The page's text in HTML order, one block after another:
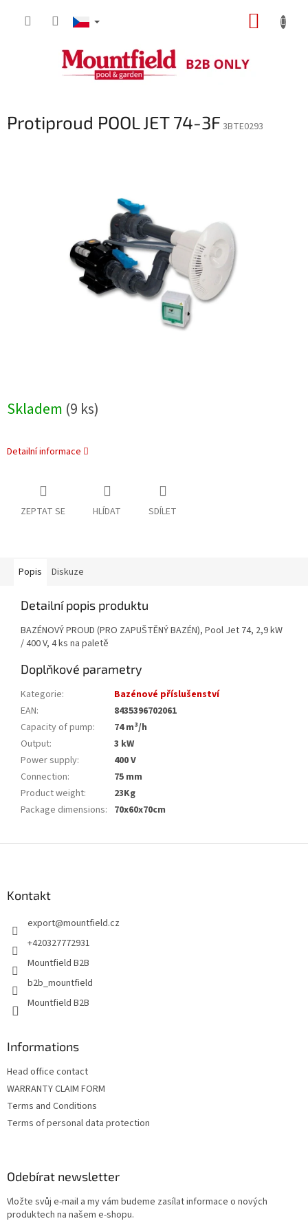
Protiproud POOL JET 74-3F 3BTE0293
Skladem (9 ks)
Detailní informace
ZEPTAT SE HLÍDAT SDÍLET
Popis Diskuze
Detailní popis produktu
BAZÉNOVÝ PROUD (PRO ZAPUŠTĚNÝ BAZÉN), Pool Jet 74, 2,9 kW
/ 400 V, 4 ks na paletě
Doplňkové parametry
Kategorie:
Bazénové příslušenství
EAN:
8435396702061
Capacity of pump:
74 m³/h
Output:
3 kW
Power supply:
400 V
Connection:
75 mm
Product weight:
23Kg
Package dimensions: 70x60x70cm
Kontakt
export@mountfield.cz
+420327772931
Mountfield B2B
b2b_mountfield
Mountfield B2B
Informations
Head office contact
WARRANTY CLAIM FORM
Terms and Conditions
Terms of personal data protection
Odebírat newsletter
Vložte svůj e-mail a my vám budeme zasílat informace o nových
produktech na našem e-shopu.